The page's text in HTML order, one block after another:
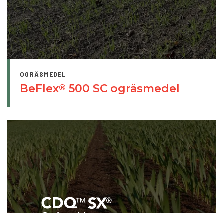
OGRÄSMEDEL
BeFlex® 500 SC ogräsmedel